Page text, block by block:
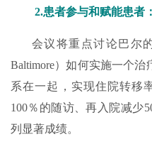
2.患者参与和赋能患者
会议将重点讨论巴尔
Baltimore）如何实施一个
系在一起，实现住院转移
100％的随访、再入院减少
列显著成绩。